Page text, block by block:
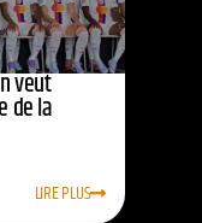
veut
de la
LIRE PLUS